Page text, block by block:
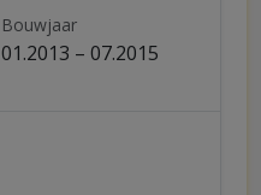
Bouwjaar
01.2013 – 07.2015